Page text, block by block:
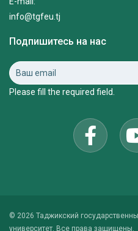
info@tgfeu.tj
Подпишитесь на нас
Please fill the required field.
© 2026 Таджикский
университет. Все права защищены.